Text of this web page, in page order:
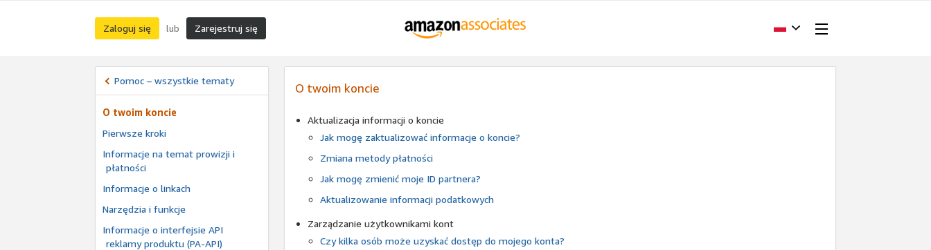
Zaloguj się lub Zarejestruj się
Pomoc – wszystkie tematy
O twoim koncie
Pierwsze kroki
Informacje na temat prowizji i
płatności
Informacje o linkach
Narzędzia i funkcje
Informacje o interfejsie API
reklamy produktu (PA-API)
O twoim koncie
Aktualizacja informacji o koncie
Jak mogę zaktualizować informacje o koncie?
Zmiana metody płatności
Jak mogę zmienić moje ID partnera?
Aktualizowanie informacji podatkowych
Zarządzanie użytkownikami kont
Czy kilka osób może uzyskać dostęp do mojego konta?